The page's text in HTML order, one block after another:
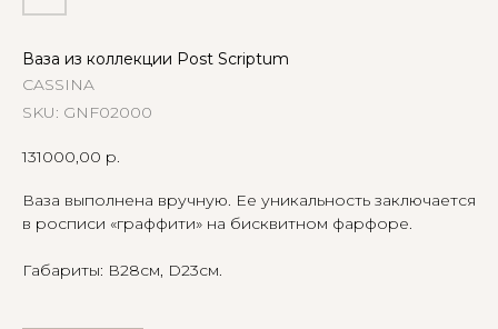
Ваза из коллекции Post Scriptum
CASSINA
SKU: GNF02000
131000,00 р.
Ваза выполнена вручную. Ее уникальность заключается
в росписи «граффити» на бисквитном фарфоре.
Габариты: В28см, D23см.